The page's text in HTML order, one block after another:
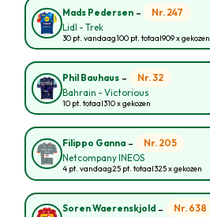
Mads Pedersen - Nr. 247
Lidl - Trek
30 pt. vandaag100 pt. totaal909 x gekozen
Phil Bauhaus - Nr. 32
Bahrain - Victorious
10 pt. totaal310 x gekozen
Filippo Ganna - Nr. 205
Netcompany INEOS
4 pt. vandaag25 pt. totaal325 x gekozen
Soren Waerenskjold - Nr. 638